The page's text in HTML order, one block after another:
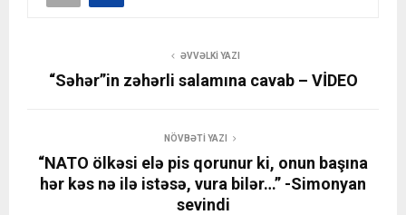
ƏVVƏLKI YAZI
“Səhər”in zəhərli salamına cavab – VİDEO
NÖVBƏTI YAZI
“NATO ölkəsi elə pis qorunur ki, onun başına
hər kəs nə ilə istəsə, vura bilər…” -Simonyan
sevindi